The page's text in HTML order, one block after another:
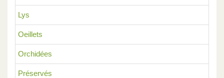
Lys
Oeillets
Orchidées
Préservés